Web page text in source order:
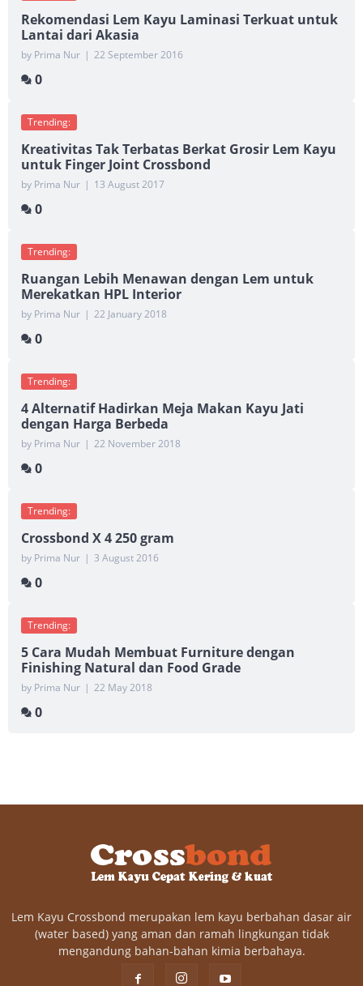
Rekomendasi Lem Kayu Laminasi Terkuat untuk
Lantai dari Akasia
by Prima Nur | 22 September 2016
0
Trending:
Kreativitas Tak Terbatas Berkat Grosir Lem Kayu
untuk Finger Joint Crossbond
by Prima Nur | 13 August 2017
0
Trending:
Ruangan Lebih Menawan dengan Lem untuk
Merekatkan HPL Interior
by Prima Nur | 22 January 2018
0
Trending:
4 Alternatif Hadirkan Meja Makan Kayu Jati
dengan Harga Berbeda
by Prima Nur | 22 November 2018
0
Trending:
Crossbond X 4 250 gram
by Prima Nur | 3 August 2016
0
Trending:
5 Cara Mudah Membuat Furniture dengan
Finishing Natural dan Food Grade
by Prima Nur | 22 May 2018
0
Lem Kayu Crossbond merupakan lem kayu berbahan dasar air
(water based) yang aman dan ramah lingkungan tidak
mengandung bahan-bahan kimia berbahaya.